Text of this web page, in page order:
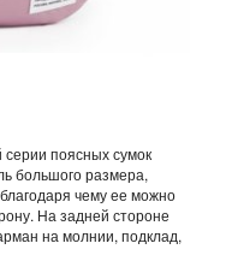
поясных сумок
большого размера,
чему ее можно
На задней стороне
на молнии, подклад,